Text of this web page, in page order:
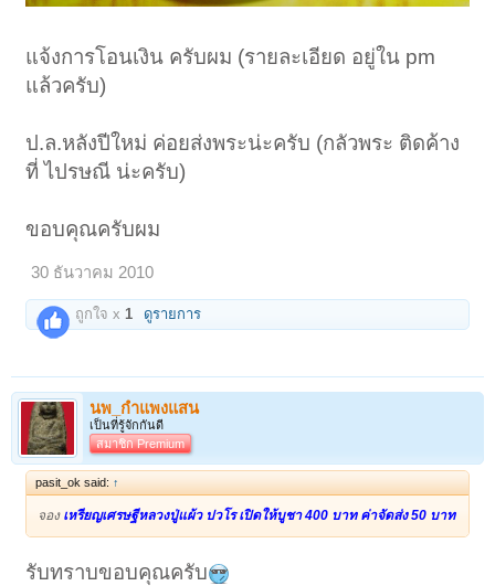
แจ้งการโอนเงิน ครับผม (รายละเอียด อยู่ใน pm
แล้วครับ)
ป.ล.หลังปีใหม่ ค่อยส่งพระน่ะครับ (กลัวพระ ติดค้าง
ที่ ไปรษณี น่ะครับ)
ขอบคุณครับผม
30 ธันวาคม 2010
ถูกใจ x1 ดูรายการ
นพ_กำแพงแสน
เป็นที่รู้จักกันดี
สมาชิก Premium
pasit_ok said: ↑
จองเหรียญเศรษฐีหลวงปู่แผ้ว ปวโร เปิดให้บูชา 400 บาท ค่าจัดส่ง 50 บาท
รับทราบขอบคุณครับ